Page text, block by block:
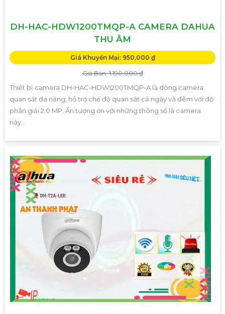
DH-HAC-HDW1200TMQP-A CAMERA DAHUA
THU ÂM
Giá Khuyến Mại: 950,000 ₫
Giá Bán: 1,190,000 ₫
Thiết bị camera DH-HAC-HDW1200TMQP-A là dòng camera
quan sát đa năng, hỗ trợ chế độ quan sát cả ngày và đêm với độ
phân giải 2.0 MP. Ấn tượng ơn với những thông số là camera
này...